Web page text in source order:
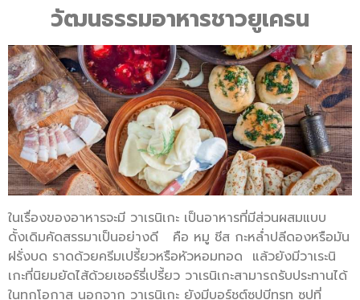
วัฒนธรรมอาหารชาวยูเครน
ในเรื่องของอาหารจะมี วาเรนิเกะ เป็นอาหารที่มีส่วนผสมแบบ
ดั้งเดิมคัดสรรมาเป็นอย่างดี คือ หมู ชีส กะหล่ำปลีดองหรือมัน
ฝรั่งบด ราดด้วยครีมเปรี้ยวหรือหัวหอมทอด แล้วยังมีวาเระนิ
เกะที่นิยมยัดไส้ด้วยเชอร์รี่เปรี้ยว วาเรนิเกะสามารถรับประทานได้
ในทุกโอกาส นอกจาก วาเรนิเกะ ยังมีบอร์ชต์ซุปบีทรูท ซุปที่